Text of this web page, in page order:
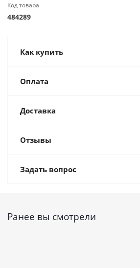
Код товара
484289
Как купить
Оплата
Доставка
Отзывы
Задать вопрос
Ранее вы смотрели